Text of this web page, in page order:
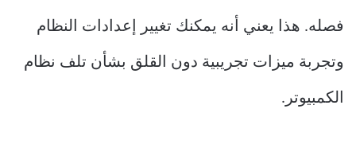
فصله. هذا يعني أنه يمكنك تغيير إعدادات النظام
وتجربة ميزات تجريبية دون القلق بشأن تلف نظام
الكمبيوتر.